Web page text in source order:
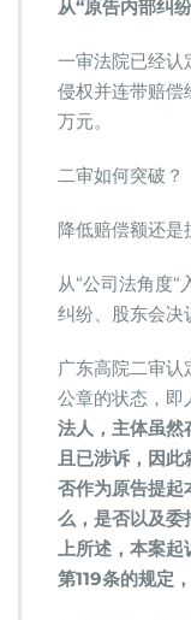
从“原告内部纠
一审法院已经认
侵权并连带赔
万元。
二审如何突破？
降低赔偿额还是
从“公司法角度
纠纷、股东会决
广东高院二审认
公章的状态，即
法人，主体虽然
且已涉诉，因此
否作为原告提起
么，是否以及委
上所述，本案起
第119条的规定